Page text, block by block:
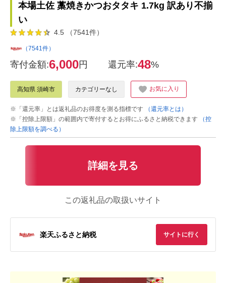
本場土佐 藁焼きかつおタタキ 1.7kg 訳あり不揃
い
4.5 （7541件）
（7541件）
寄付金額:6,000円 還元率:48%
高知県 須崎市 カテゴリーなし お気に入り
※「還元率」とは返礼品のお得度を測る指標です
（還元率とは）
※「控除上限額」の範囲内で寄付するとお得にふるさと納税できます
（控
除上限額を調べる）
詳細を見る
この返礼品の取扱いサイト
楽天ふるさと納税 サイトに行く